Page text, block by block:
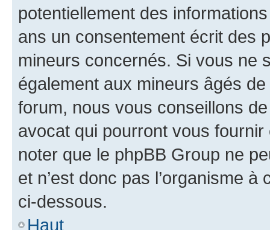
potentiellement des
ans un consentement écrit des
mineurs concernés. Si vous ne
également aux mineurs âgés
forum, nous vous conseillons
avocat qui pourront vous
noter que le phpBB Group ne
et n’est donc pas l’organisme
ci-dessous.
Haut